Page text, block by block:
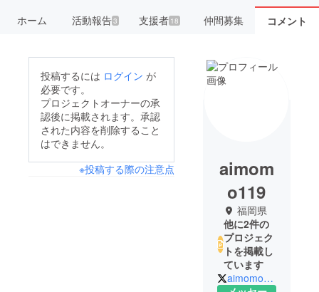
ホーム 活動報告3 支援者 18 仲間募集 コメント
投稿するには ログイン が
必要です。
プロジェクトオーナーの承
認後に掲載されます。承認
された内容を削除すること
はできません。
※投稿する際の注意点
aimom
o119
福岡県
他に2件の
プロジェク
トを掲載し
ています
aimomo119